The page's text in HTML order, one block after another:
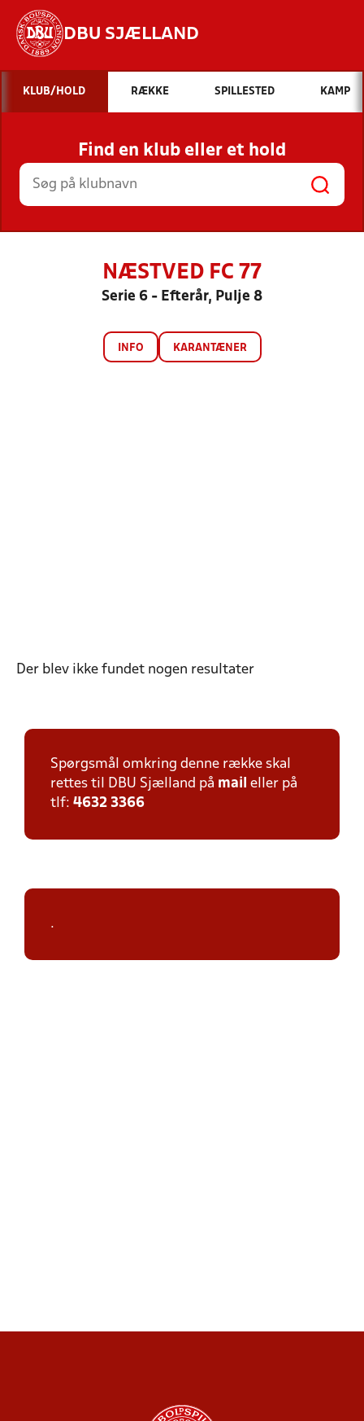
DBU SJÆLLAND
Hvad vil du søge efter?
INDHOLD OG NYHEDER
STILLINGER, RESULTATER, KLUBBER OG
HOLD
KLUB/HOLD RÆKKE SPILLESTED KAMP
Find en klub eller et hold
NÆSTVED FC 77
Serie 6 - Efterår, Pulje 8
INFO KARANTÆNER
Der blev ikke fundet nogen resultater
Spørgsmål omkring denne række skal
rettes til DBU Sjælland på mail eller på
tlf: 4632 3366
.